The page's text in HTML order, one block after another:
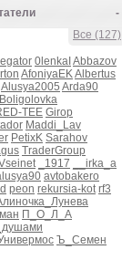
-
Все (127)
0lenkaI Abbazov
AfoniyaEKAlbertus
Alusya2005 Arda90
Boligolovka
TEE Girop
Maddi_Lav
PetixK Sarahov
TraderGroup
_1917
__irka_a
avtobakero
peon rekursia-kot rf3
П_О_Л_А
Ъ_Семен